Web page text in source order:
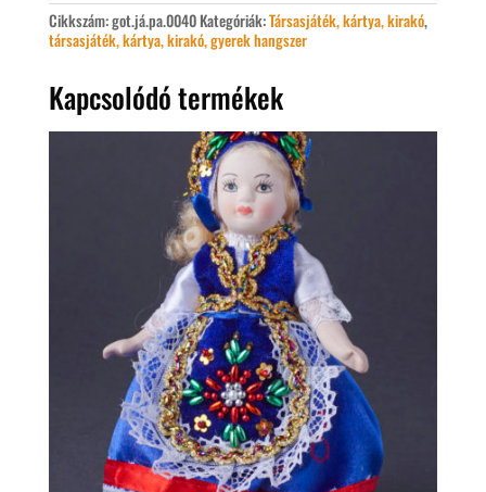
Cikkszám:got.já.pa.0040 Kategóriák:Társasjáték, kártya, kirakó,
társasjáték, kártya, kirakó, gyerek hangszer
Kapcsolódó termékek